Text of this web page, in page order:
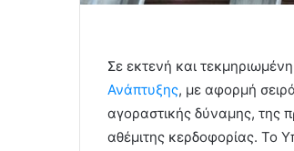
Σε εκτενή και
Ανάπτυξης, με αφορμή
αγοραστικής δύναμης, της
αθέμιτης κερδοφορίας. Το